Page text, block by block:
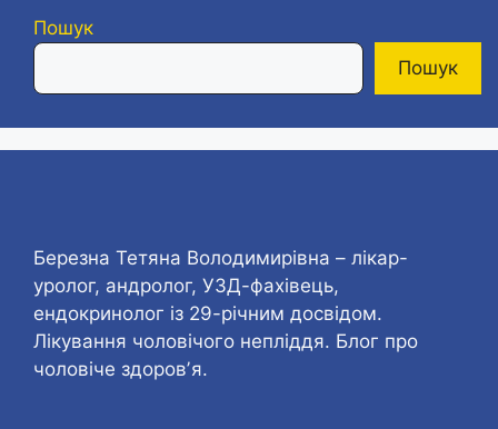
Пошук
Пошук
Березна Тетяна Володимирівна – лікар-
уролог, андролог, УЗД-фахівець,
ендокринолог із 29-річним досвідом.
Лікування чоловічого непліддя. Блог про
чоловіче здоровʼя.